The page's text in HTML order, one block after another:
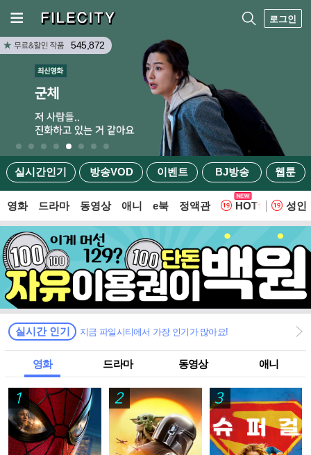
로그인
실시간인기 방송VOD 이벤트 BJ방송 웹툰
545,872
영화 드라마 동영상 애니 e북 정액관 HOT 웹
성인
실시간 인기 지금 파일시티에서 가장 인기가 많아요!
영화 드라마 동영상 애니
1 2 3